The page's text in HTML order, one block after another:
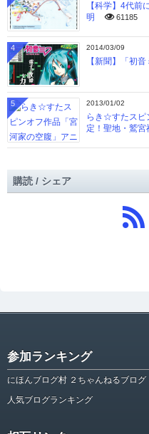
【科学】4代前
明
61185
2014/03/09
【新聞】「初
4
2013/01/02
らき☆すたスピ
定！聖地・鷲宮
5
購読 / シェア
参加ランキング
にほんブログ村 ２ちゃんねるブログ
人気ブログランキング